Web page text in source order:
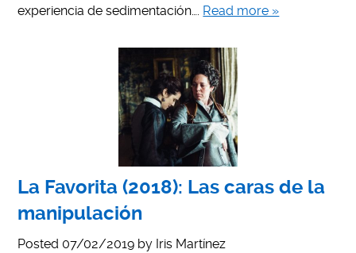
experiencia de sedimentación…. Read more »
La Favorita (2018): Las caras de la
manipulación
Posted 07/02/2019 by Iris Martínez